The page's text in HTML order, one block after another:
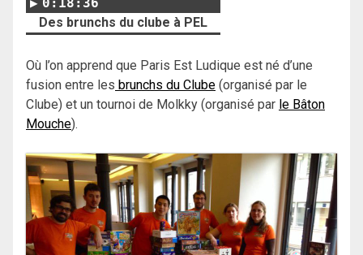
Des brunchs du clube à PEL
Où l’on apprend que Paris Est Ludique est né d’une
fusion entre les brunchs du Clube (organisé par le
Clube) et un tournoi de Molkky (organisé par le Bâton
Mouche).